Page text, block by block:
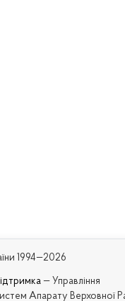
1994—2026
— Управління
Апарату Верховної